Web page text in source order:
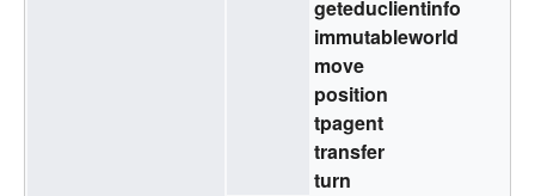
geteduclientinfo
immutableworld
move
position
tpagent
transfer
turn